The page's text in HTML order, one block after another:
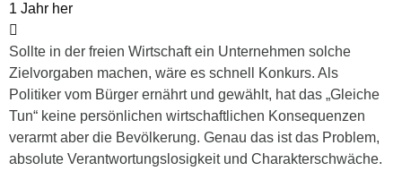
1 Jahr her
Sollte in der freien Wirtschaft ein Unternehmen solche
Zielvorgaben machen, wäre es schnell Konkurs. Als
Politiker vom Bürger ernährt und gewählt, hat das „Gleiche
Tun“ keine persönlichen wirtschaftlichen Konsequenzen
verarmt aber die Bevölkerung. Genau das ist das Problem,
absolute Verantwortungslosigkeit und Charakterschwäche.